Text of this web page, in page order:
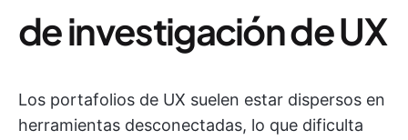
de investigación de UX
Los portafolios de UX suelen estar dispersos en
herramientas desconectadas, lo que dificulta